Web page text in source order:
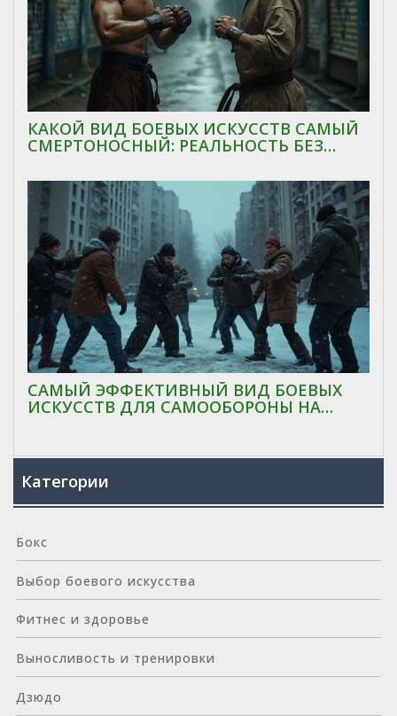
КАКОЙ ВИД БОЕВЫХ ИСКУССТВ САМЫЙ
СМЕРТОНОСНЫЙ: РЕАЛЬНОСТЬ БЕЗ
САМЫЙ ЭФФЕКТИВНЫЙ ВИД БОЕВЫХ
ИСКУССТВ ДЛЯ САМООБОРОНЫ НА
Категории
Бокс
Выбор боевого искусства
Фитнес и здоровье
Выносливость и тренировки
Дзюдо